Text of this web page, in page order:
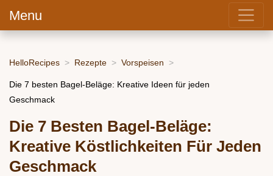
Menu
HelloRecipes Rezepte Vorspeisen
Die 7 besten Bagel-Beläge: Kreative Ideen für jeden
Geschmack
Die 7 Besten Bagel-Beläge:
Kreative Köstlichkeiten Für Jeden
Geschmack